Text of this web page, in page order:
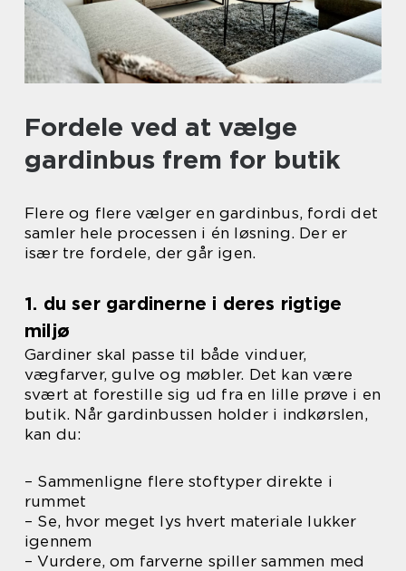
Fordele ved at vælge
gardinbus frem for butik
Flere og flere vælger en gardinbus, fordi det
samler hele processen i én løsning. Der er
især tre fordele, der går igen.
1. du ser gardinerne i deres rigtige
miljø
Gardiner skal passe til både vinduer,
vægfarver, gulve og møbler. Det kan være
svært at forestille sig ud fra en lille prøve i en
butik. Når gardinbussen holder i indkørslen,
kan du:
– Sammenligne flere stoftyper direkte i
rummet
– Se, hvor meget lys hvert materiale lukker
igennem
– Vurdere, om farverne spiller sammen med